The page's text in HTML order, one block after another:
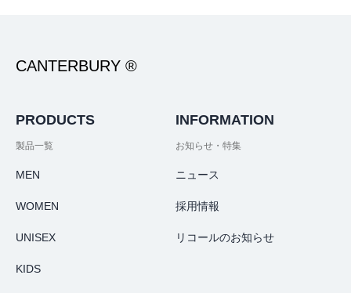
CANTERBURY ®
PRODUCTS
製品一覧
MEN
WOMEN
UNISEX
KIDS
INFORMATION
お知らせ・特集
ニュース
採用情報
リコールのお知らせ